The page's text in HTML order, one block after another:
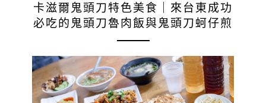
卡滋爾鬼頭刀特色美食｜來台東成功
必吃的鬼頭刀魯肉飯與鬼頭刀蚵仔煎